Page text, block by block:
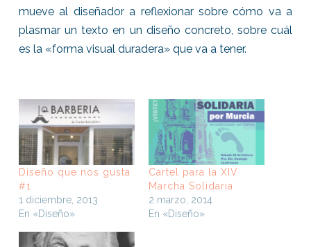
mueve al diseñador a reflexionar sobre cómo va a
plasmar un texto en un diseño concreto, sobre cuál
es la «forma visual duradera» que va a tener.
Diseño que nos gusta
#1
1 diciembre, 2013
En «Diseño»
Cartel para la XIV
Marcha Solidaria
2 marzo, 2014
En «Diseño»